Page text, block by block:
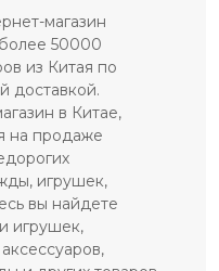
магазин
50000
из Китая по
доставкой.
в Китае,
на продаже
игрушек,
вы найдете
игрушек,